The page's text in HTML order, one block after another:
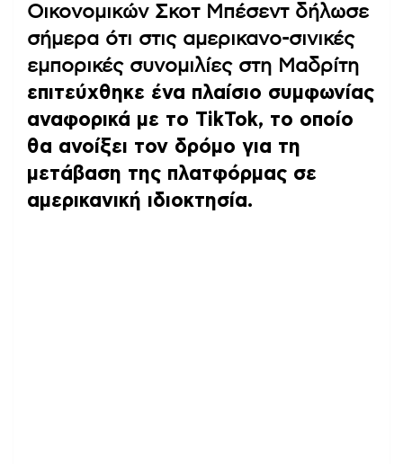
Οικονομικών Σκοτ Μπέσεντ δήλωσε
σήμερα ότι στις αμερικανο-σινικές
εμπορικές συνομιλίες στη Μαδρίτη
επιτεύχθηκε ένα πλαίσιο συμφωνίας
αναφορικά με το TikTok, το οποίο
θα ανοίξει τον δρόμο για τη
μετάβαση της πλατφόρμας σε
αμερικανική ιδιοκτησία.